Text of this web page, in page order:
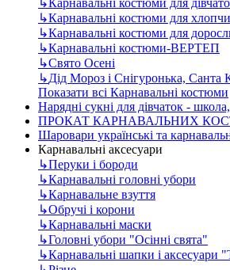
↳Карнавальні костюми для
↳Карнавальні костюми для
↳Карнавальні костюми-ВЕРТЕП
↳Свято Осені
↳Дід Мороз і Снігуронька, Санта
Показати всі Карнавальні костюми
Нарядні сукні для дівчаток -
ПРОКАТ КАРНАВАЛЬНИХ
Шаровари українські та
Карнавальні аксесуари
↳Перуки і бороди
↳Карнавальні головні убори
↳Карнавальне взуття
↳Обручі і корони
↳Карнавальні маски
↳Головні убори "Осінні свята"
↳Карнавальні шапки і аксесуари